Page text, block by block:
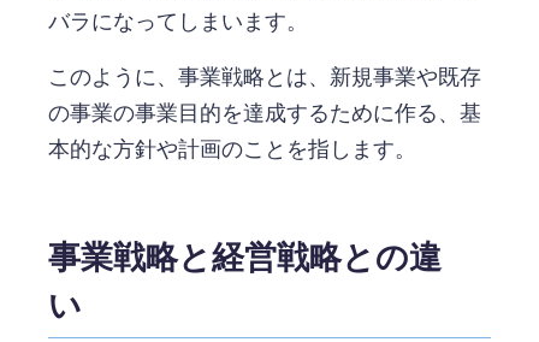
バラになってしまいます。
このように、事業戦略とは、新規事業や既存
の事業の事業目的を達成するために作る、基
本的な方針や計画のことを指します。
事業戦略と経営戦略との違
い